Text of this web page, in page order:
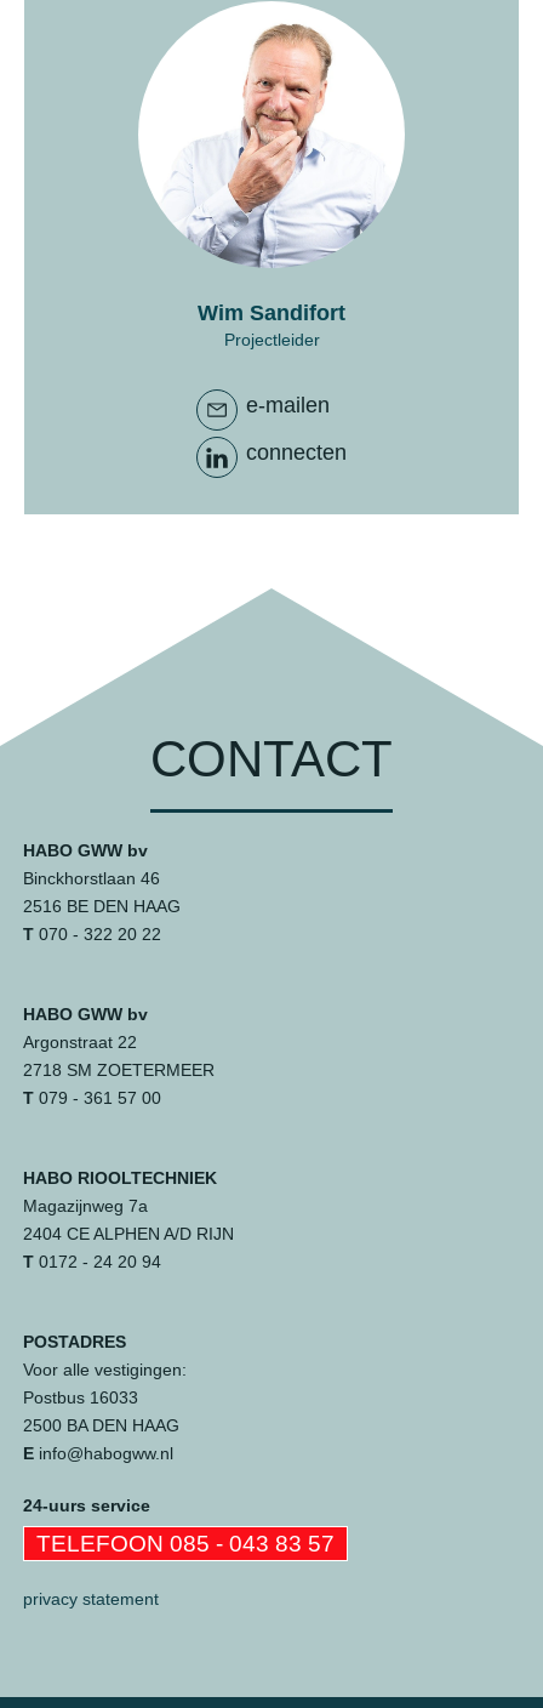
Wim Sandifort
Projectleider
e-mailen
connecten
CONTACT
HABO GWW bv
Binckhorstlaan 46
2516 BE DEN HAAG
T070 - 322 20 22
HABO GWW bv
Argonstraat 22
2718 SM ZOETERMEER
T079 - 361 57 00
HABO RIOOLTECHNIEK
Magazijnweg 7a
2404 CE ALPHEN A/D RIJN
T0172 - 24 20 94
POSTADRES
Voor alle vestigingen:
Postbus 16033
2500 BA DEN HAAG
Einfo@habogww.nl
24-uurs service
TELEFOON 085 - 043 83 57
privacy statement